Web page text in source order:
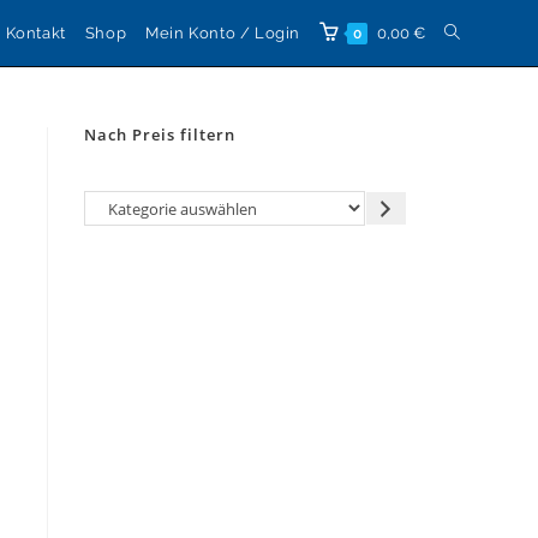
Kontakt Shop Mein Konto / Login 0 0,00 € Website-
Nach Preis filtern
Kategorie